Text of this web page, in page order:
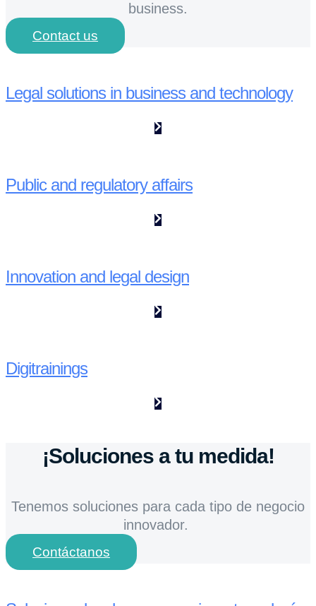
business.
Contact us
Legal solutions in business and technology
Public and regulatory affairs
Innovation and legal design
Digitrainings
¡Soluciones a tu medida!
Tenemos soluciones para cada tipo de negocio
innovador.
Contáctanos